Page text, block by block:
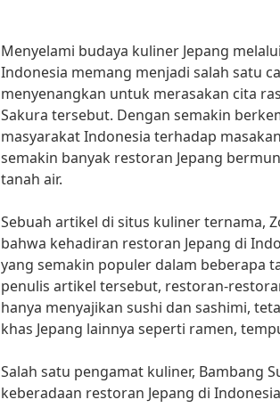
Menyelami budaya kuliner Jepang
Indonesia memang menjadi salah satu
menyenangkan untuk merasakan cita
Sakura tersebut. Dengan semakin
masyarakat Indonesia terhadap
semakin banyak restoran Jepang
tanah air.
Sebuah artikel di situs kuliner ternama,
bahwa kehadiran restoran Jepang di
yang semakin populer dalam beberapa
penulis artikel tersebut, restoran-
hanya menyajikan sushi dan sashimi,
khas Jepang lainnya seperti ramen,
Salah satu pengamat kuliner, Bambang
keberadaan restoran Jepang di